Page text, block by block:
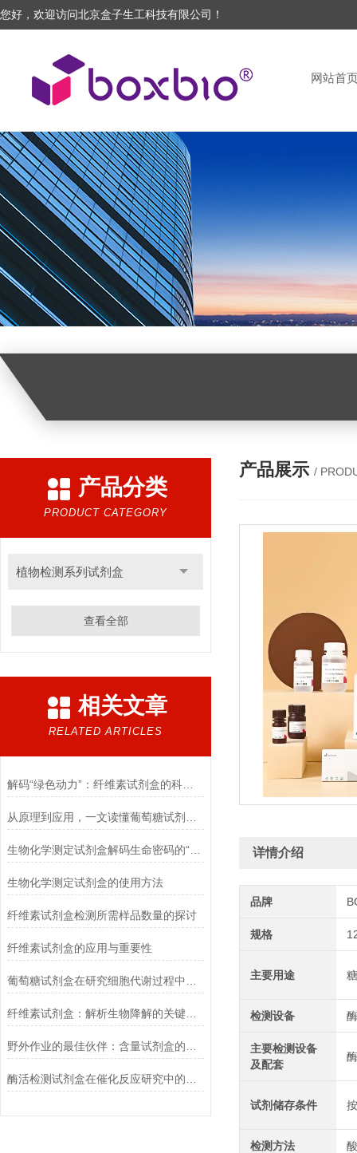
您好，欢迎访问北京盒子生工科技有限公司！
网站首
产品分类
PRODUCT CATEGORY
植物检测系列试剂盒
查看全部
相关文章
RELATED ARTICLES
解码“绿色动力”：纤维素试剂盒的科学逻辑
生物化学测定试剂盒的使用方法
纤维素试剂盒检测所需样品数量的探讨
纤维素试剂盒的应用与重要性
纤维素试剂盒：解析生物降解的关键利器
产品展示 /
详情介绍
品牌
规格
主要用途
检测设备
主要检测设备
及配套
试剂储存条件
检测方法